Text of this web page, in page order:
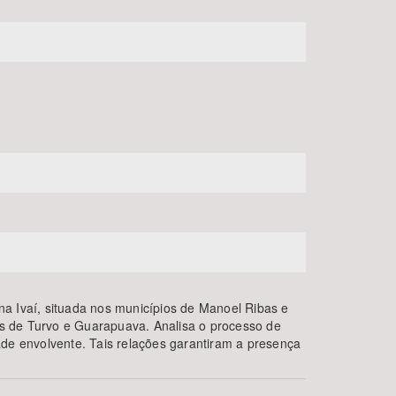
Ivaí, situada nos municípios de Manoel Ribas e
Turvo e Guarapuava. Analisa o processo de
envolvente. Tais relações garantiram a presença